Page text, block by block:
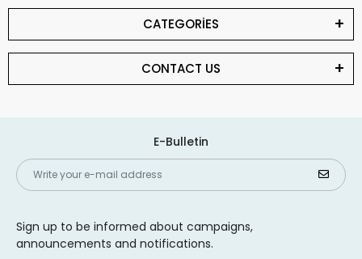
CATEGORİES
CONTACT US
E-Bulletin
Sign up to be informed about campaigns,
announcements and notifications.